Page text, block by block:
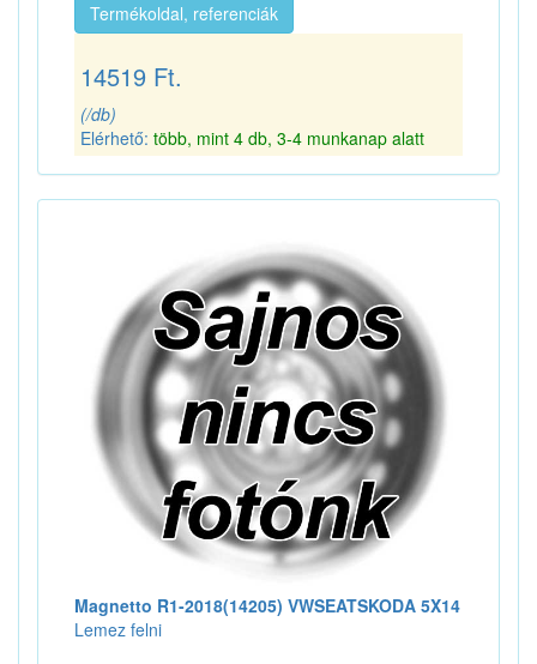
Termékoldal, referenciák
14519 Ft.
(/db)
Elérhető: több, mint 4 db, 3-4 munkanap alatt
Magnetto R1-2018(14205) VWSEATSKODA 5X14
Lemez felni